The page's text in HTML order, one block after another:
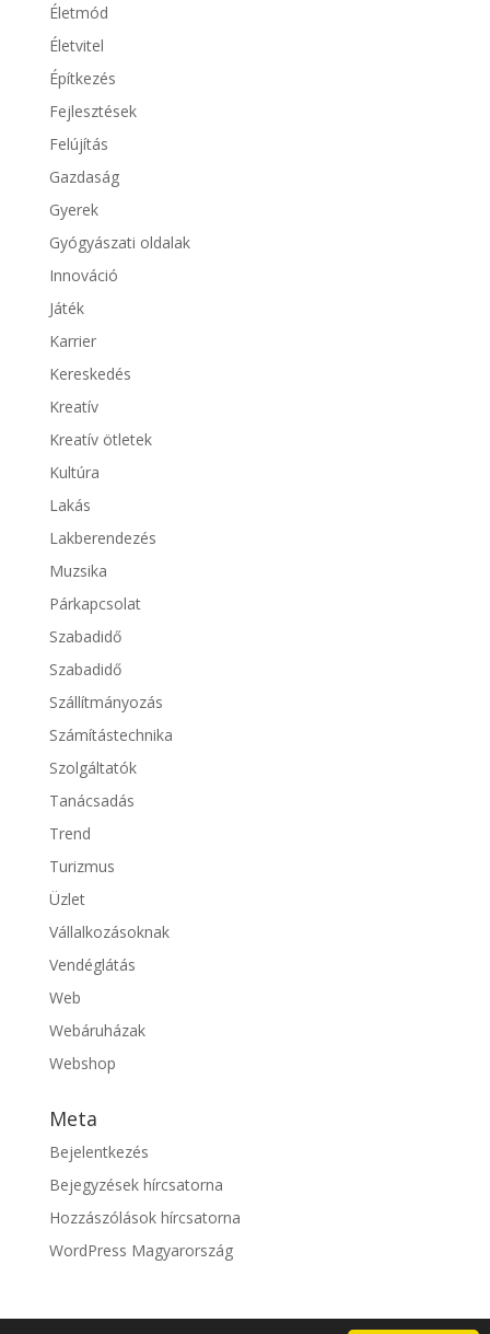
Életmód
Életvitel
Építkezés
Fejlesztések
Felújítás
Gazdaság
Gyerek
Gyógyászati oldalak
Innováció
Játék
Karrier
Kereskedés
Kreatív
Kreatív ötletek
Kultúra
Lakás
Lakberendezés
Muzsika
Párkapcsolat
Szabadidő
Szabadidő
Szállítmányozás
Számítástechnika
Szolgáltatók
Tanácsadás
Trend
Turizmus
Üzlet
Vállalkozásoknak
Vendéglátás
Web
Webáruházak
Webshop
Meta
Bejelentkezés
Bejegyzések hírcsatorna
Hozzászólások hírcsatorna
WordPress Magyarország